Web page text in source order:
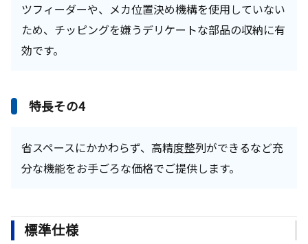
ツフィーダーや、メカ位置決め機構を使用していない
ため、チッピングを嫌うデリケートな部品の収納に有
効です。
特長その4
省スペースにかかわらず、高精度整列ができるなど充
分な機能をお手ごろな価格でご提供します。
標準仕様